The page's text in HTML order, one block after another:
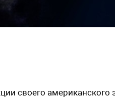
своего американского